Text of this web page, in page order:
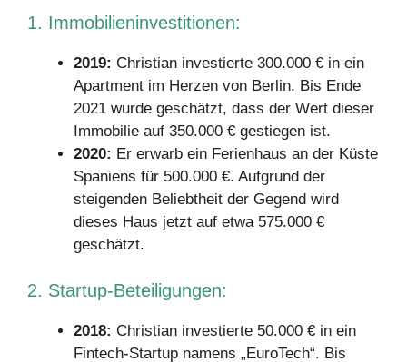
1. Immobilieninvestitionen:
2019: Christian investierte 300.000 € in ein
Apartment im Herzen von Berlin. Bis Ende
2021 wurde geschätzt, dass der Wert dieser
Immobilie auf 350.000 € gestiegen ist.
2020: Er erwarb ein Ferienhaus an der Küste
Spaniens für 500.000 €. Aufgrund der
steigenden Beliebtheit der Gegend wird
dieses Haus jetzt auf etwa 575.000 €
geschätzt.
2. Startup-Beteiligungen:
2018: Christian investierte 50.000 € in ein
Fintech-Startup namens „EuroTech“. Bis